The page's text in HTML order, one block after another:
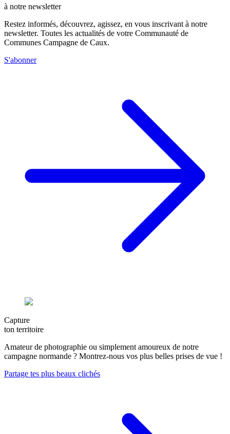
à notre newsletter
Restez informés, découvrez, agissez, en vous inscrivant à notre
newsletter. Toutes les actualités de votre Communauté de
Communes Campagne de Caux.
S'abonner
Capture
ton territoire
Amateur de photographie ou simplement amoureux de notre
campagne normande ? Montrez-nous vos plus belles prises de vue !
Partage tes plus beaux clichés